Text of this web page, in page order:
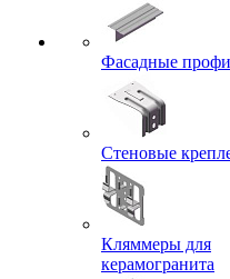
Фасадные
Стеновые
Кляммеры для
керамогранита